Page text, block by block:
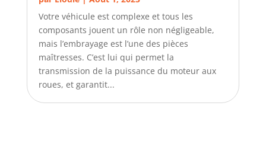
Votre véhicule est complexe et tous les
composants jouent un rôle non négligeable,
mais l’embrayage est l’une des pièces
maîtresses. C’est lui qui permet la
transmission de la puissance du moteur aux
roues, et garantit...